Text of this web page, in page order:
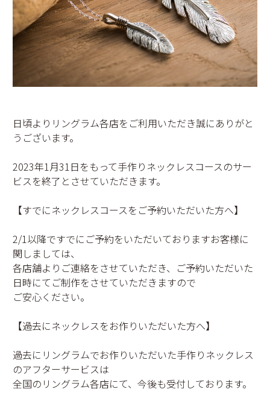
日頃よりリングラム各店をご利用いただき誠にありがと
うございます。
2023年1月31日をもって手作りネックレスコースのサー
ビスを終了とさせていただきます。
【すでにネックレスコースをご予約いただいた方へ】
2/1以降ですでにご予約をいただいておりますお客様に
関しましては、
各店舗よりご連絡をさせていただき、ご予約いただいた
日時にてご制作をさせていただきますので
ご安心ください。
【過去にネックレスをお作りいただいた方へ】
過去にリングラムでお作りいただいた手作りネックレス
のアフターサービスは
全国のリングラム各店にて、今後も受付しております。